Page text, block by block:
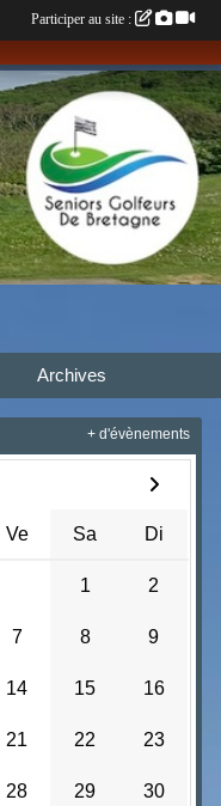
Archives
Ve Sa Di
1 2
7 8 9
14 15 16
21 22 23
28 29 30
+ d'évènements
Participer au site :